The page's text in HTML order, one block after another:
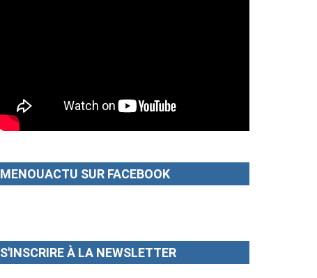
MENOUACTU SUR FACEBOOK
S'INSCRIRE À LA NEWSLETTER